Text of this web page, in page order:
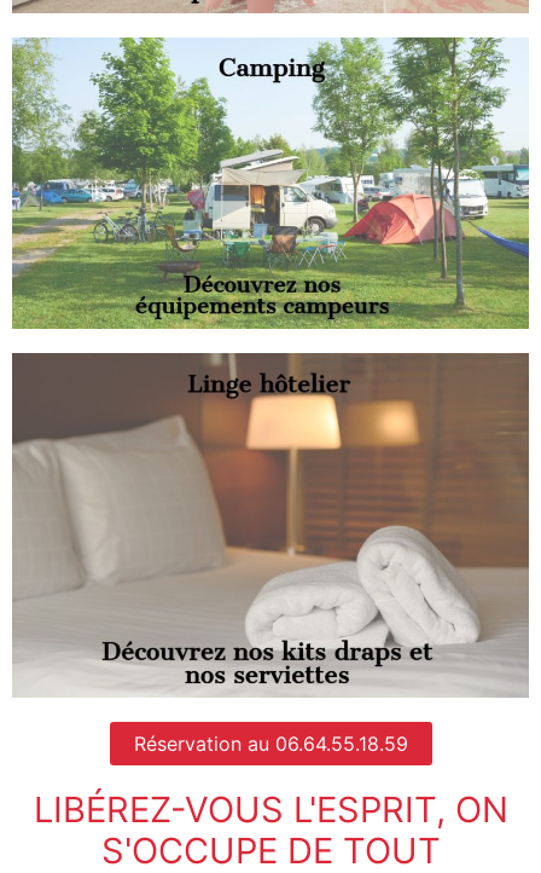
Réservation au 06.64.55.18.59
LIBÉREZ-VOUS L'ESPRIT, ON
S'OCCUPE DE TOUT